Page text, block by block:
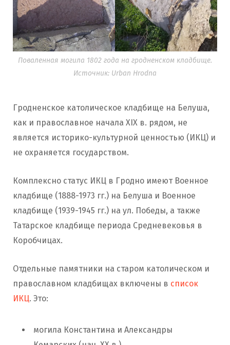
Поваленная могила 1802 года на гродненском кладбище.
Источник: Urban Hrodna
Гродненское католическое кладбище на Белуша,
как и православное начала XIX в. рядом, не
является историко-культурной ценностью (ИКЦ) и
не охраняется государством.
Комплексно статус ИКЦ в Гродно имеют Военное
кладбище (1888-1973 гг.) на Белуша и Военное
кладбище (1939-1945 гг.) на ул. Победы, а также
Татарское кладбище периода Средневековья в
Коробчицах.
Отдельные памятники на старом католическом и
православном кладбищах включены в список
ИКЦ. Это:
могила Константина и Александры